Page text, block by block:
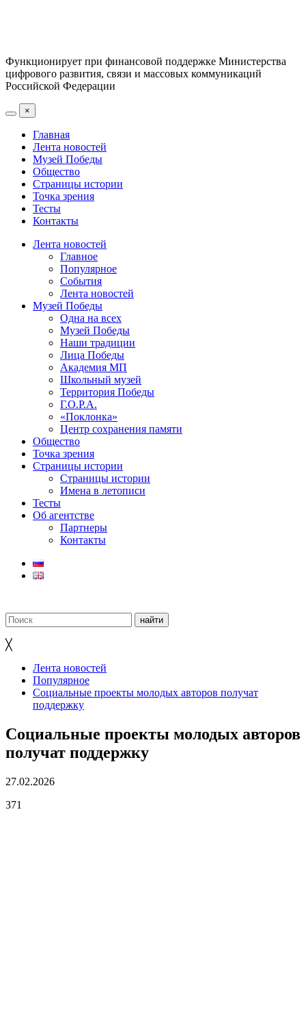
Функционирует при финансовой поддержке Министерства
цифрового развития, связи и массовых коммуникаций
Российской Федерации
×
Главная
Лента новостей
Музей Победы
Общество
Страницы истории
Точка зрения
Тесты
Контакты
Лента новостей
Главное
Популярное
События
Лента новостей
Музей Победы
Одна на всех
Музей Победы
Наши традиции
Лица Победы
Академия МП
Школьный музей
Территория Победы
Г.О.Р.А.
«Поклонка»
Центр сохранения памяти
Общество
Точка зрения
Страницы истории
Страницы истории
Имена в летописи
Тесты
Об агентстве
Партнеры
Контакты
╳
Лента новостей
Популярное
Социальные проекты молодых авторов получат
поддержку
Социальные проекты молодых авторов
получат поддержку
27.02.2026
371